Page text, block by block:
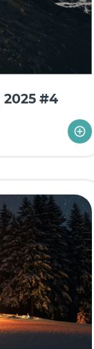
2025 #4